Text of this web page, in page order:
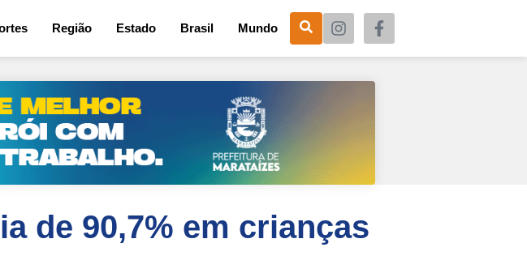
Região Estado Brasil Mundo
de 90,7% em crianças